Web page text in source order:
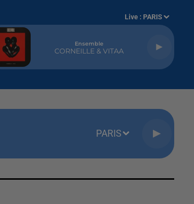
Live : PARIS
Ensemble
CORNEILLE & VITAA
PARIS